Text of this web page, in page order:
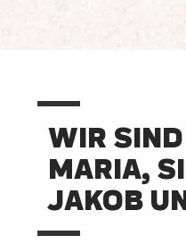
WIR
MARIA,
JAKOB